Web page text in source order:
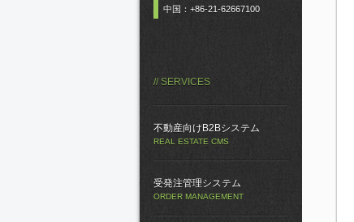
中国：+86-21-62667100
// SERVICES
不動産向けB2Bシステム
REAL ESTATE CMS
受発注管理システム
ORDER MANAGEMENT